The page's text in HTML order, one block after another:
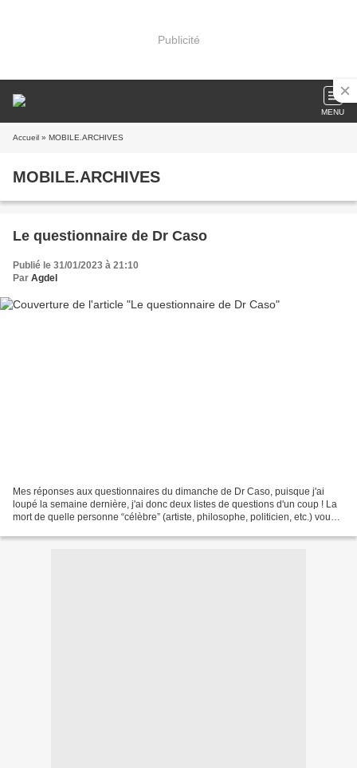
Publicité
MENU
Accueil » MOBILE.ARCHIVES
MOBILE.ARCHIVES
Le questionnaire de Dr Caso
Publié le 31/01/2023 à 21:10
Par Agdel
Mes réponses aux questionnaires du dimanche de Dr Caso, puisque j'ai
loupé la semaine dernière, j'ai donc deux listes de questions d'un coup ! La
mort de quelle personne “célèbre” (artiste, philosophe, politicien, etc.) vous